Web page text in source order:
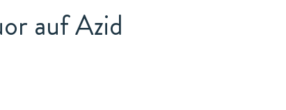
auf Azid